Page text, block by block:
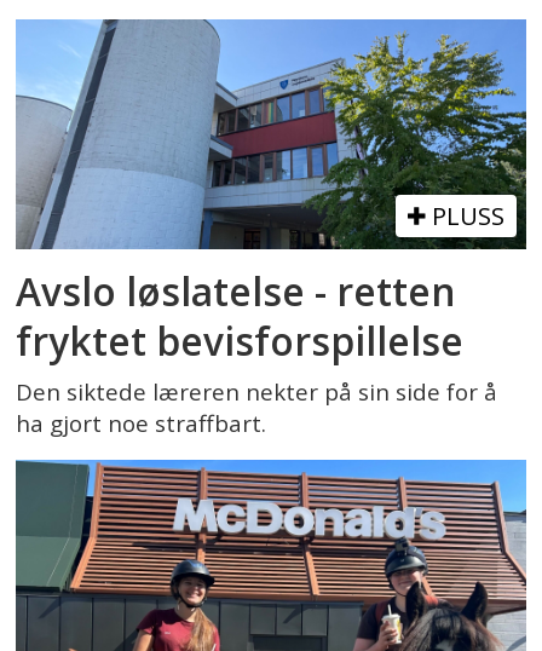
PLUSS
Avslo løslatelse - retten
fryktet bevisforspillelse
Den siktede læreren nekter på sin side for å
ha gjort noe straffbart.